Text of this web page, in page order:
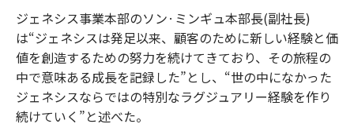
ジェネシス事業本部のソン·ミンギュ本部長(副社長)
は“ジェネシスは発足以来、顧客のために新しい経験と価
値を創造するための努力を続けてきており、その旅程の
中で意味ある成長を記録した”とし、“世の中になかった
ジェネシスならではの特別なラグジュアリー経験を作り
続けていく”と述べた。